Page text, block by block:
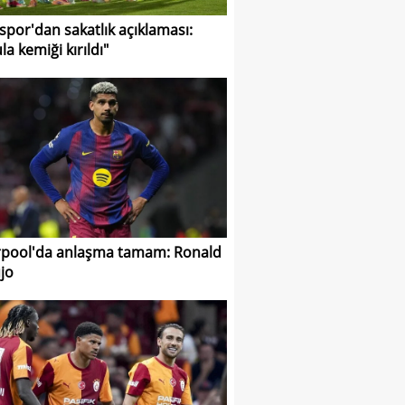
sakatlık açıklaması:
kemiği kırıldı"
anlaşma tamam: Ronald